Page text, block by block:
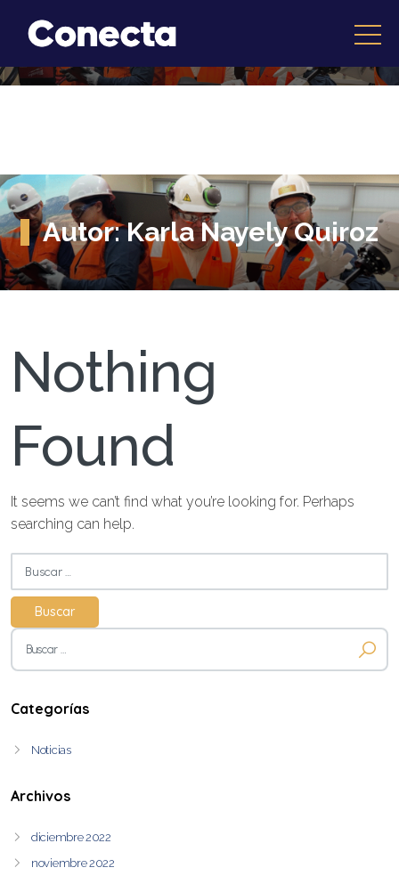
Autor:Karla Nayely Quiroz
Nothing
Found
It seems we can’t find what you’re looking for. Perhaps
searching can help.
Buscar:
Buscar:
Categorías
Noticias
Archivos
diciembre 2022
noviembre 2022